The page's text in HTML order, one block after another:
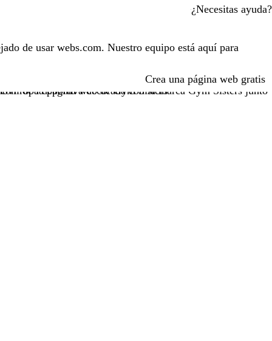
¿Necesitas ayuda?
de usar webs.com. Nuestro equipo está aquí para
Crea una página web gratis